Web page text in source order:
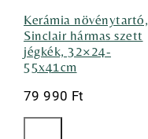
Kerámia növénytartó,
Sinclair hármas szett
jégkék, 32×24-
55x41cm
79 990 Ft